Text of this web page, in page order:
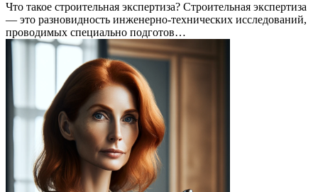
Что такое строительная экспертиза? Строительная экспертиза
— это разновидность инженерно-технических исследований,
проводимых специально подготов…